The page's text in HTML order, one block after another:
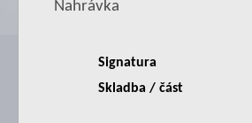
Nahrávka
Signatura
Skladba / část